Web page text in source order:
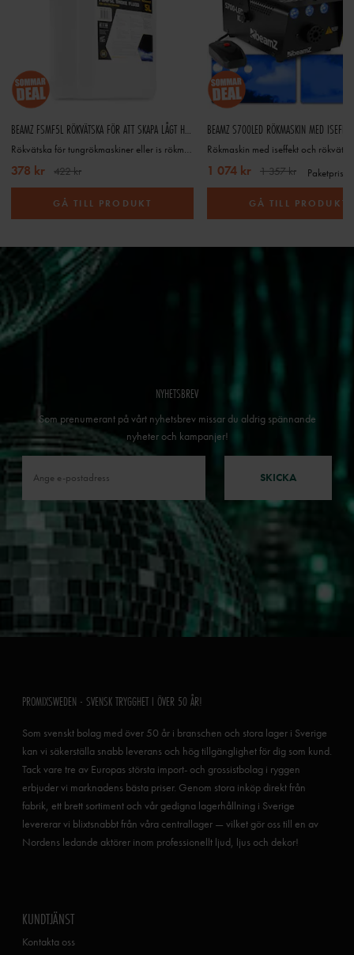
BEAMZ FSMF5L RÖKVÄTSKA FÖR ATT SKAPA LÅGT HÄNGANDE RÖK - 5L
Rökvätska för tungrökmaskiner eller is rökmaskiner- Lowfog
378 kr 422 kr
GÅ TILL PRODUKT
Rökmaskin med iseffekt och
1 074 kr 1 357 kr Paketpris
GÅ TILL PRODUKT
NYHETSBREV
Som prenumerant på vårt nyhetsbrev missar du aldrig spännande
nyheter och kampanjer!
SKICKA
PROMIXSWEDEN - SVENSK TRYGGHET I ÖVER 50 ÅR!
Som svenskt bolag med över 50 år i branschen och stora lager i Sverige
kan vi säkerställa snabb leverans och hög tillgänglighet för dig som kund.
Tack vare tre av Europas största import- och grossistbolag i ryggen
erbjuder vi marknadens bästa priser. Genom stora inköp direkt från
fabrik, ett brett sortiment och vår gedigna lagerhållning i Sverige
levererar vi blixtsnabbt från våra centrallager — vilket gör oss till en av
Nordens ledande aktörer inom professionellt ljud, ljus och dekor!
KUNDTJÄNST
Kontakta oss